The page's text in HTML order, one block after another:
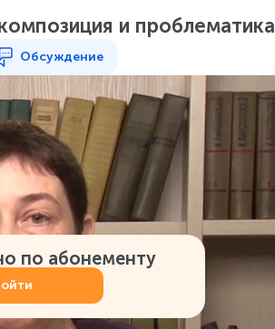
и проблематика
Обсуждение
по абонементу